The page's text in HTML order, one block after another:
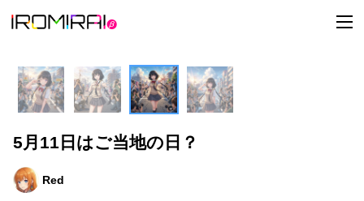
t
o
5月11日はご当地の日？
Red